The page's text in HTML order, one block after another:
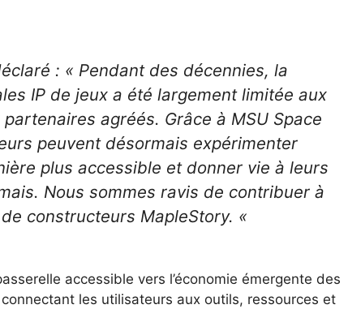
: « Pendant des décennies, la
IP de jeux a été largement limitée aux
agréés. Grâce à MSU Space
peuvent désormais expérimenter
plus accessible et donner vie à leurs
Nous sommes ravis de contribuer à
constructeurs MapleStory. «
accessible vers l’économie émergente des
les utilisateurs aux outils, ressources et